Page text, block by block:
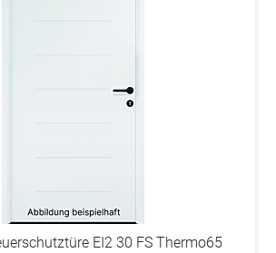
EI2 30 FS Thermo65